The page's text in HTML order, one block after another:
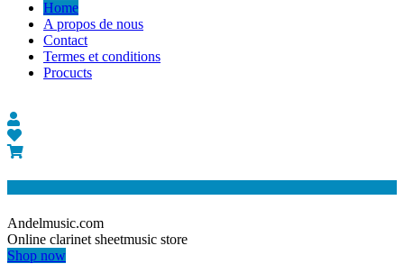
Home
A propos de nous
Contact
Termes et conditions
Procucts
Andelmusic.com
Online clarinet sheetmusic store
Shop now